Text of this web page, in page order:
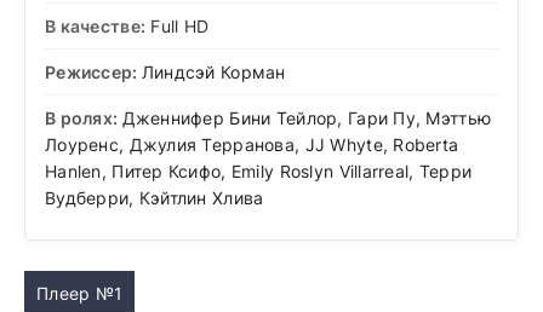
В качестве: Full HD
Режиссер: Линдсэй Корман
В ролях: Дженнифер Бини Тейлор, Гари Пу, Мэттью
Лоуренс, Джулия Терранова, JJ Whyte, Roberta
Hanlen, Питер Ксифо, Emily Roslyn Villarreal, Терри
Вудберри, Кэйтлин Хлива
Плеер №1